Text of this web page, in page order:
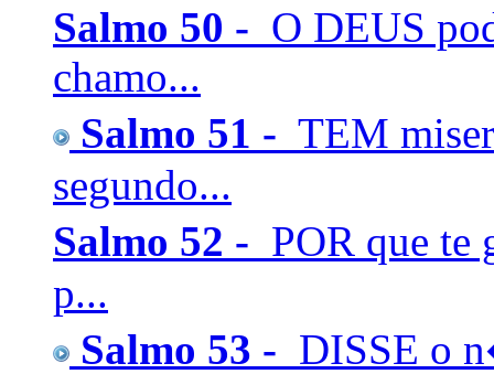
Salmo 50 - O DEUS
chamo...
Salmo 51 - TEM
segundo...
Salmo 52 - POR que
p...
Salmo 53 - DISSE o